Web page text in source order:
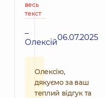
весь
текст
–
Олексій06.07.2025
Олексію,
дякуємо за ваш
теплий відгук та